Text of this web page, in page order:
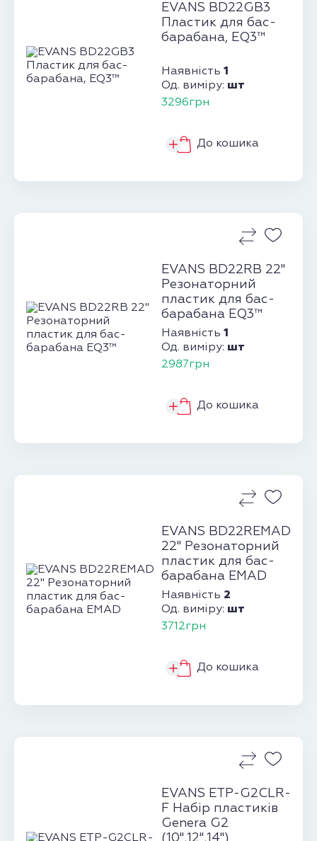
EVANS BD22GB3
Пластик для бас-
барабана, EQ3™
Наявність 1
Од. виміру: шт
3296грн
До кошика
EVANS BD22RB 22"
Резонаторний
пластик для бас-
барабана EQ3™
Наявність 1
Од. виміру: шт
2987грн
До кошика
EVANS BD22REMAD
22" Резонаторний
пластик для бас-
барабана EMAD
Наявність 2
Од. виміру: шт
3712грн
До кошика
EVANS ETP-G2CLR-
F Набір пластиків
Genera G2
(10",12",14")